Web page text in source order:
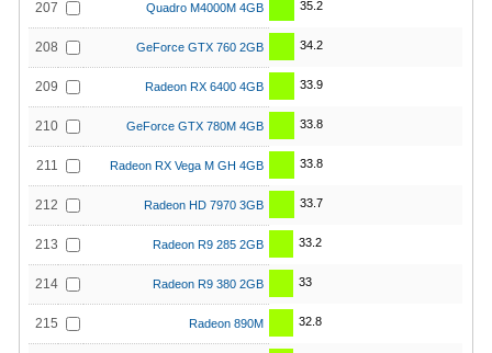
207 Quadro M4000M 4GB 35.2
208 GeForce GTX 760 2GB 34.2
209 Radeon RX 6400 4GB 33.9
210 GeForce GTX 780M 4GB 33.8
211 Radeon RX Vega M GH 4GB 33.8
212 Radeon HD 7970 3GB 33.7
213 Radeon R9 285 2GB 33.2
214 Radeon R9 380 2GB 33
215 Radeon 890M 32.8